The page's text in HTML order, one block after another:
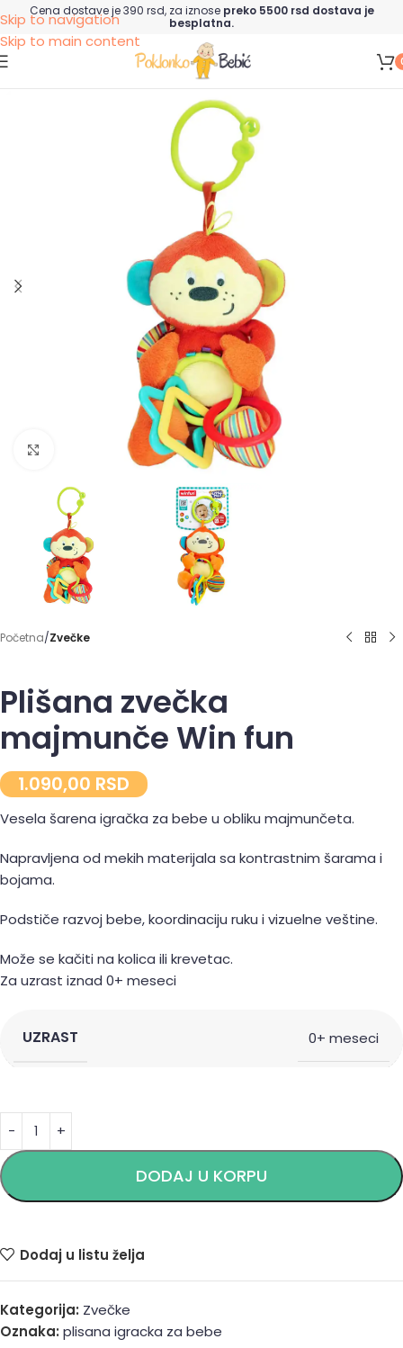
Skip to navigation
Skip to main content
Cena dostave je 390 rsd, za iznose preko 5500 rsd dostava je
besplatna.
Click to enlarge
Početna Zvečke
Plišana zvečka
majmunče Win fun
1.090,00 RSD
Vesela šarena igračka za bebe u obliku majmunčeta.
Napravljena od mekih materijala sa kontrastnim šarama i
bojama.
Podstiče razvoj bebe, koordinaciju ruku i vizuelne veštine.
Može se kačiti na kolica ili krevetac.
Za uzrast iznad 0+ meseci
UZRAST 0+ meseci
DODAJ U KORPU
Alternative:
Dodaj u listu želja
Kategorija: Zvečke
Oznaka: plisana igracka za bebe